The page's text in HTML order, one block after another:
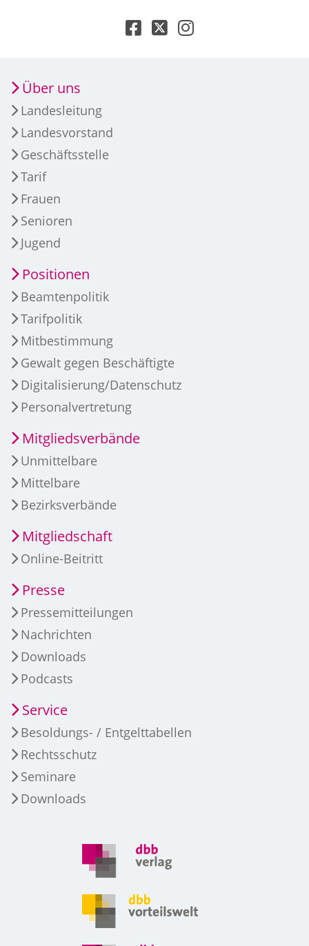
Über uns
Landesleitung
Landesvorstand
Geschäftsstelle
Tarif
Frauen
Senioren
Jugend
Positionen
Beamtenpolitik
Tarifpolitik
Mitbestimmung
Gewalt gegen Beschäftigte
Digitalisierung/Datenschutz
Personalvertretung
Mitgliedsverbände
Unmittelbare
Mittelbare
Bezirksverbände
Mitgliedschaft
Online-Beitritt
Presse
Pressemitteilungen
Nachrichten
Downloads
Podcasts
Service
Besoldungs- / Entgelttabellen
Rechtsschutz
Seminare
Downloads